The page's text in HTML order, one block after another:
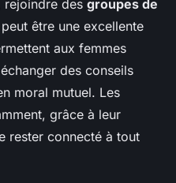
rejoindre des groupes de
être une excellente
aux femmes
des conseils
moral mutuel. Les
grâce à leur
rester connecté à tout